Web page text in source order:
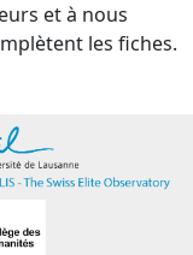
et à nous
les fiches.